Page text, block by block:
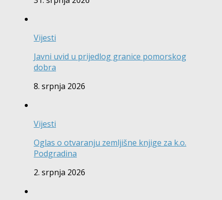
Vijesti
Javni uvid u prijedlog granice pomorskog
dobra
8. srpnja 2026
Vijesti
Oglas o otvaranju zemljišne knjige za k.o.
Podgradina
2. srpnja 2026